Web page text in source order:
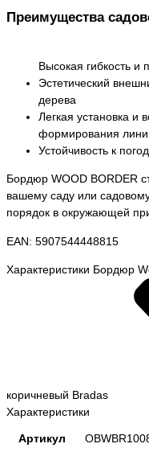
Преимущества
Высокая гибкость и
Эстетический
дерева
Легкая установка и
формирования
Устойчивость к
Бордюр WOOD BORDER
вашему саду или
порядок в окружающей
EAN: 5907544448815
Характеристики Бордюр
коричневый Bradas
Характеристики
Артикул